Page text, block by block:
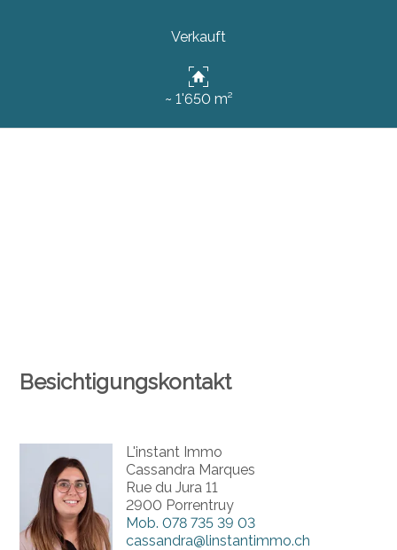
Verkauft
~ 1'650 m²
Besichtigungskontakt
L'instant Immo
Cassandra Marques
Rue du Jura 11
2900 Porrentruy
Mob. 078 735 39 03
cassandra@linstantimmo.ch